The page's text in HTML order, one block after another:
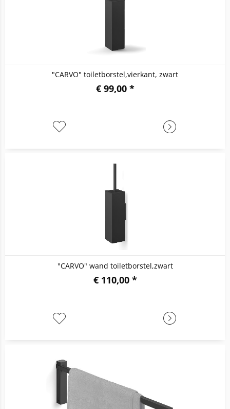
"CARVO" toiletborstel,vierkant, zwart
€ 99,00 *
"CARVO" wand toiletborstel,zwart
€ 110,00 *